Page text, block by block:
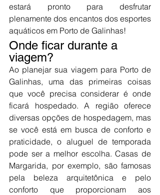
estará pronto para desfrutar
plenamente dos encantos dos esportes
aquáticos em Porto de Galinhas!
Onde ficar durante a
viagem?
Ao planejar sua viagem para Porto de
Galinhas, uma das primeiras coisas
que você precisa considerar é onde
ficará hospedado. A região oferece
diversas opções de hospedagem, mas
se você está em busca de conforto e
praticidade, o aluguel de temporada
pode ser a melhor escolha. Casas de
Margarida, por exemplo, são famosas
pela beleza arquitetônica e pelo
conforto que proporcionam aos